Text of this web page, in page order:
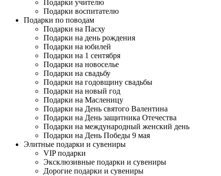
Подарки учителю
Подарки воспитателю
Подарки по поводам
Подарки на Пасху
Подарки на день рождения
Подарки на юбилей
Подарки на 1 сентября
Подарки на новоселье
Подарки на свадьбу
Подарки на годовщину свадьбы
Подарки на новый год
Подарки на Масленицу
Подарки на День святого Валентина
Подарки на День защитника Отечества
Подарки на международный женский день
Подарки на День Победы 9 мая
Элитные подарки и сувениры
VIP подарки
Эксклюзивные подарки и сувениры
Дорогие подарки и сувениры